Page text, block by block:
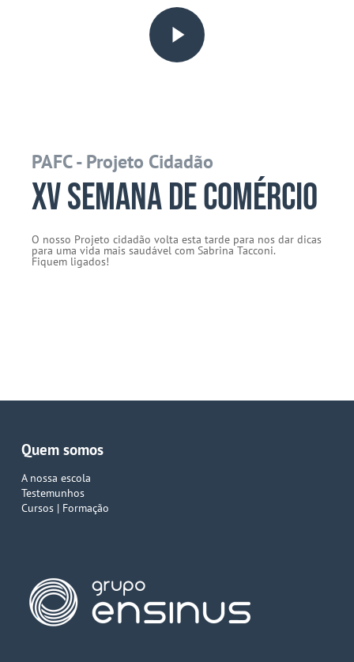
Play Video
PAFC - Projeto Cidadão
XV Semana de Comércio
O nosso Projeto cidadão volta esta tarde para nos dar dicas
para uma vida mais saudávelcom Sabrina Tacconi.
Fiquem ligados!
Quem somos
A nossa escola
Testemunhos
Cursos | Formação